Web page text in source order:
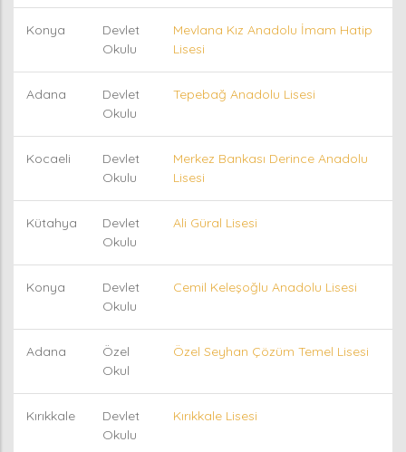
Konya
Devlet
Okulu
Mevlana Kız Anadolu İmam Hatip
Lisesi
Adana
Devlet
Okulu
Tepebağ Anadolu Lisesi
Kocaeli
Devlet
Okulu
Merkez Bankası Derince Anadolu
Lisesi
Kütahya
Devlet
Okulu
Ali Güral Lisesi
Konya
Devlet
Okulu
Cemil Keleşoğlu Anadolu Lisesi
Adana
Özel
Okul
Özel Seyhan Çözüm Temel Lisesi
Kırıkkale
Devlet
Okulu
Kırıkkale Lisesi